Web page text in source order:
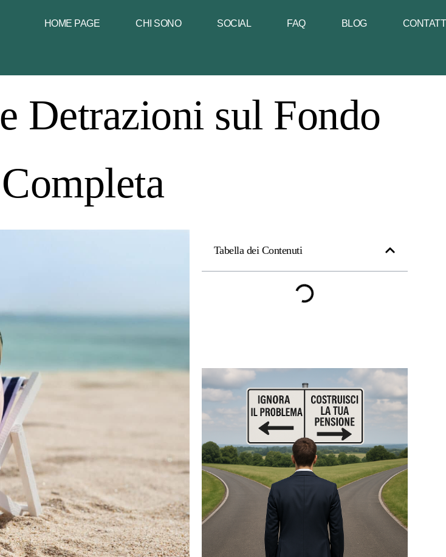
HOME PAGE CHI SONO SOCIAL FAQ BLOG
Detrazioni sul Fondo
Tabella dei Contenuti